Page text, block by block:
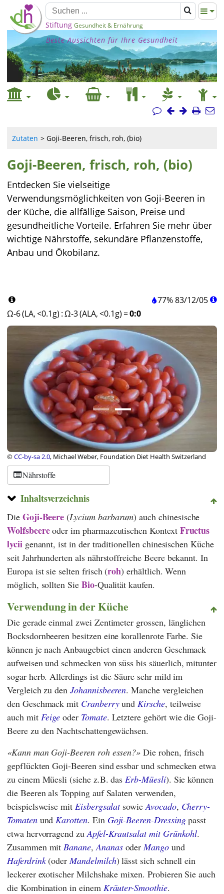
Stiftung Gesundheit & Ernährung
Beste Aussichten für Ihre Gesundheit
Zutaten Goji-Beeren, frisch, roh, (bio)
Goji-Beeren, frisch, roh, (bio)
Entdecken Sie vielseitige
Verwendungsmöglichkeiten von Goji-Beeren in
der Küche, die allfällige Saison, Preise und
gesundheitliche Vorteile. Erfahren Sie mehr über
wichtige Nährstoffe, sekundäre Pflanzenstoffe,
Anbau und Ökobilanz.
77%83/12/05
Ω-6 (LA, <0.1g) :Ω-3 (ALA, <0.1g) =0:0
©CC-by-sa 2.0, Michael Weber, Foundation Diet Health Switzerland
Nährstoffe
Inhaltsverzeichnis
Die Goji-Beere (Lycium barbarum) auch chinesische
Wolfsbeereoder im pharmazeutischen Kontext Fructus
lycii genannt, ist in der traditionellen chinesischen Küche
seit Jahrhunderten als nährstoffreiche Beere bekannt. In
Europa ist sie selten frisch (roh) erhältlich. Wenn
möglich, sollten Sie Bio-Qualität kaufen.
Verwendung in der Küche
Die gerade einmal zwei Zentimeter grossen, länglichen
Bocksdornbeeren besitzen eine korallenrote Farbe. Sie
können je nach Anbaugebiet einen anderen Geschmack
aufweisen und schmecken von süss bis säuerlich, mitunter
sogar herb. Allerdings ist die Säure sehr mild im
Vergleich zu denJohannisbeeren. Manche vergleichen
den Geschmack mit CranberryundKirsche, teilweise
auch mit Feige oder Tomate. Letztere gehört wie die Goji-
Beere zu den Nachtschattengewächsen.
Kann man Goji-Beeren roh essen? Die rohen, frisch
gepflückten Goji-Beeren sind essbar und schmecken etwa
zu einem Müesli (siehe z.B. dasErb-Müesli). Sie können
die Beeren als Topping auf Salaten verwenden,
beispielsweise mit EisbergsalatsowieAvocado, Cherry-
TomatenundKarotten. Ein Goji-Beeren-Dressingpasst
etwa hervorragend zuApfel-Krautsalat mit Grünkohl.
Zusammen mitBanane,AnanasoderMango und
Haferdrink(oderMandelmilch) lässt sich schnell ein
leckerer exotischer Milchshake mixen. Probieren Sie auch
die Kombination in einem Kräuter-Smoothie.